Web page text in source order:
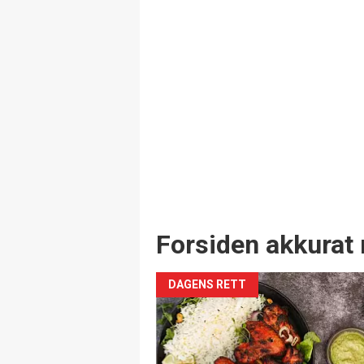
Forsiden akkurat
DAGENS RETT